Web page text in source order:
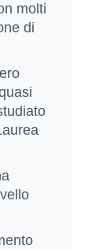
molti
di